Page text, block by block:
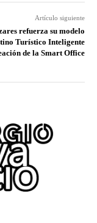
Artículo siguiente
refuerza su modelo
Turístico Inteligente
de la Smart Office